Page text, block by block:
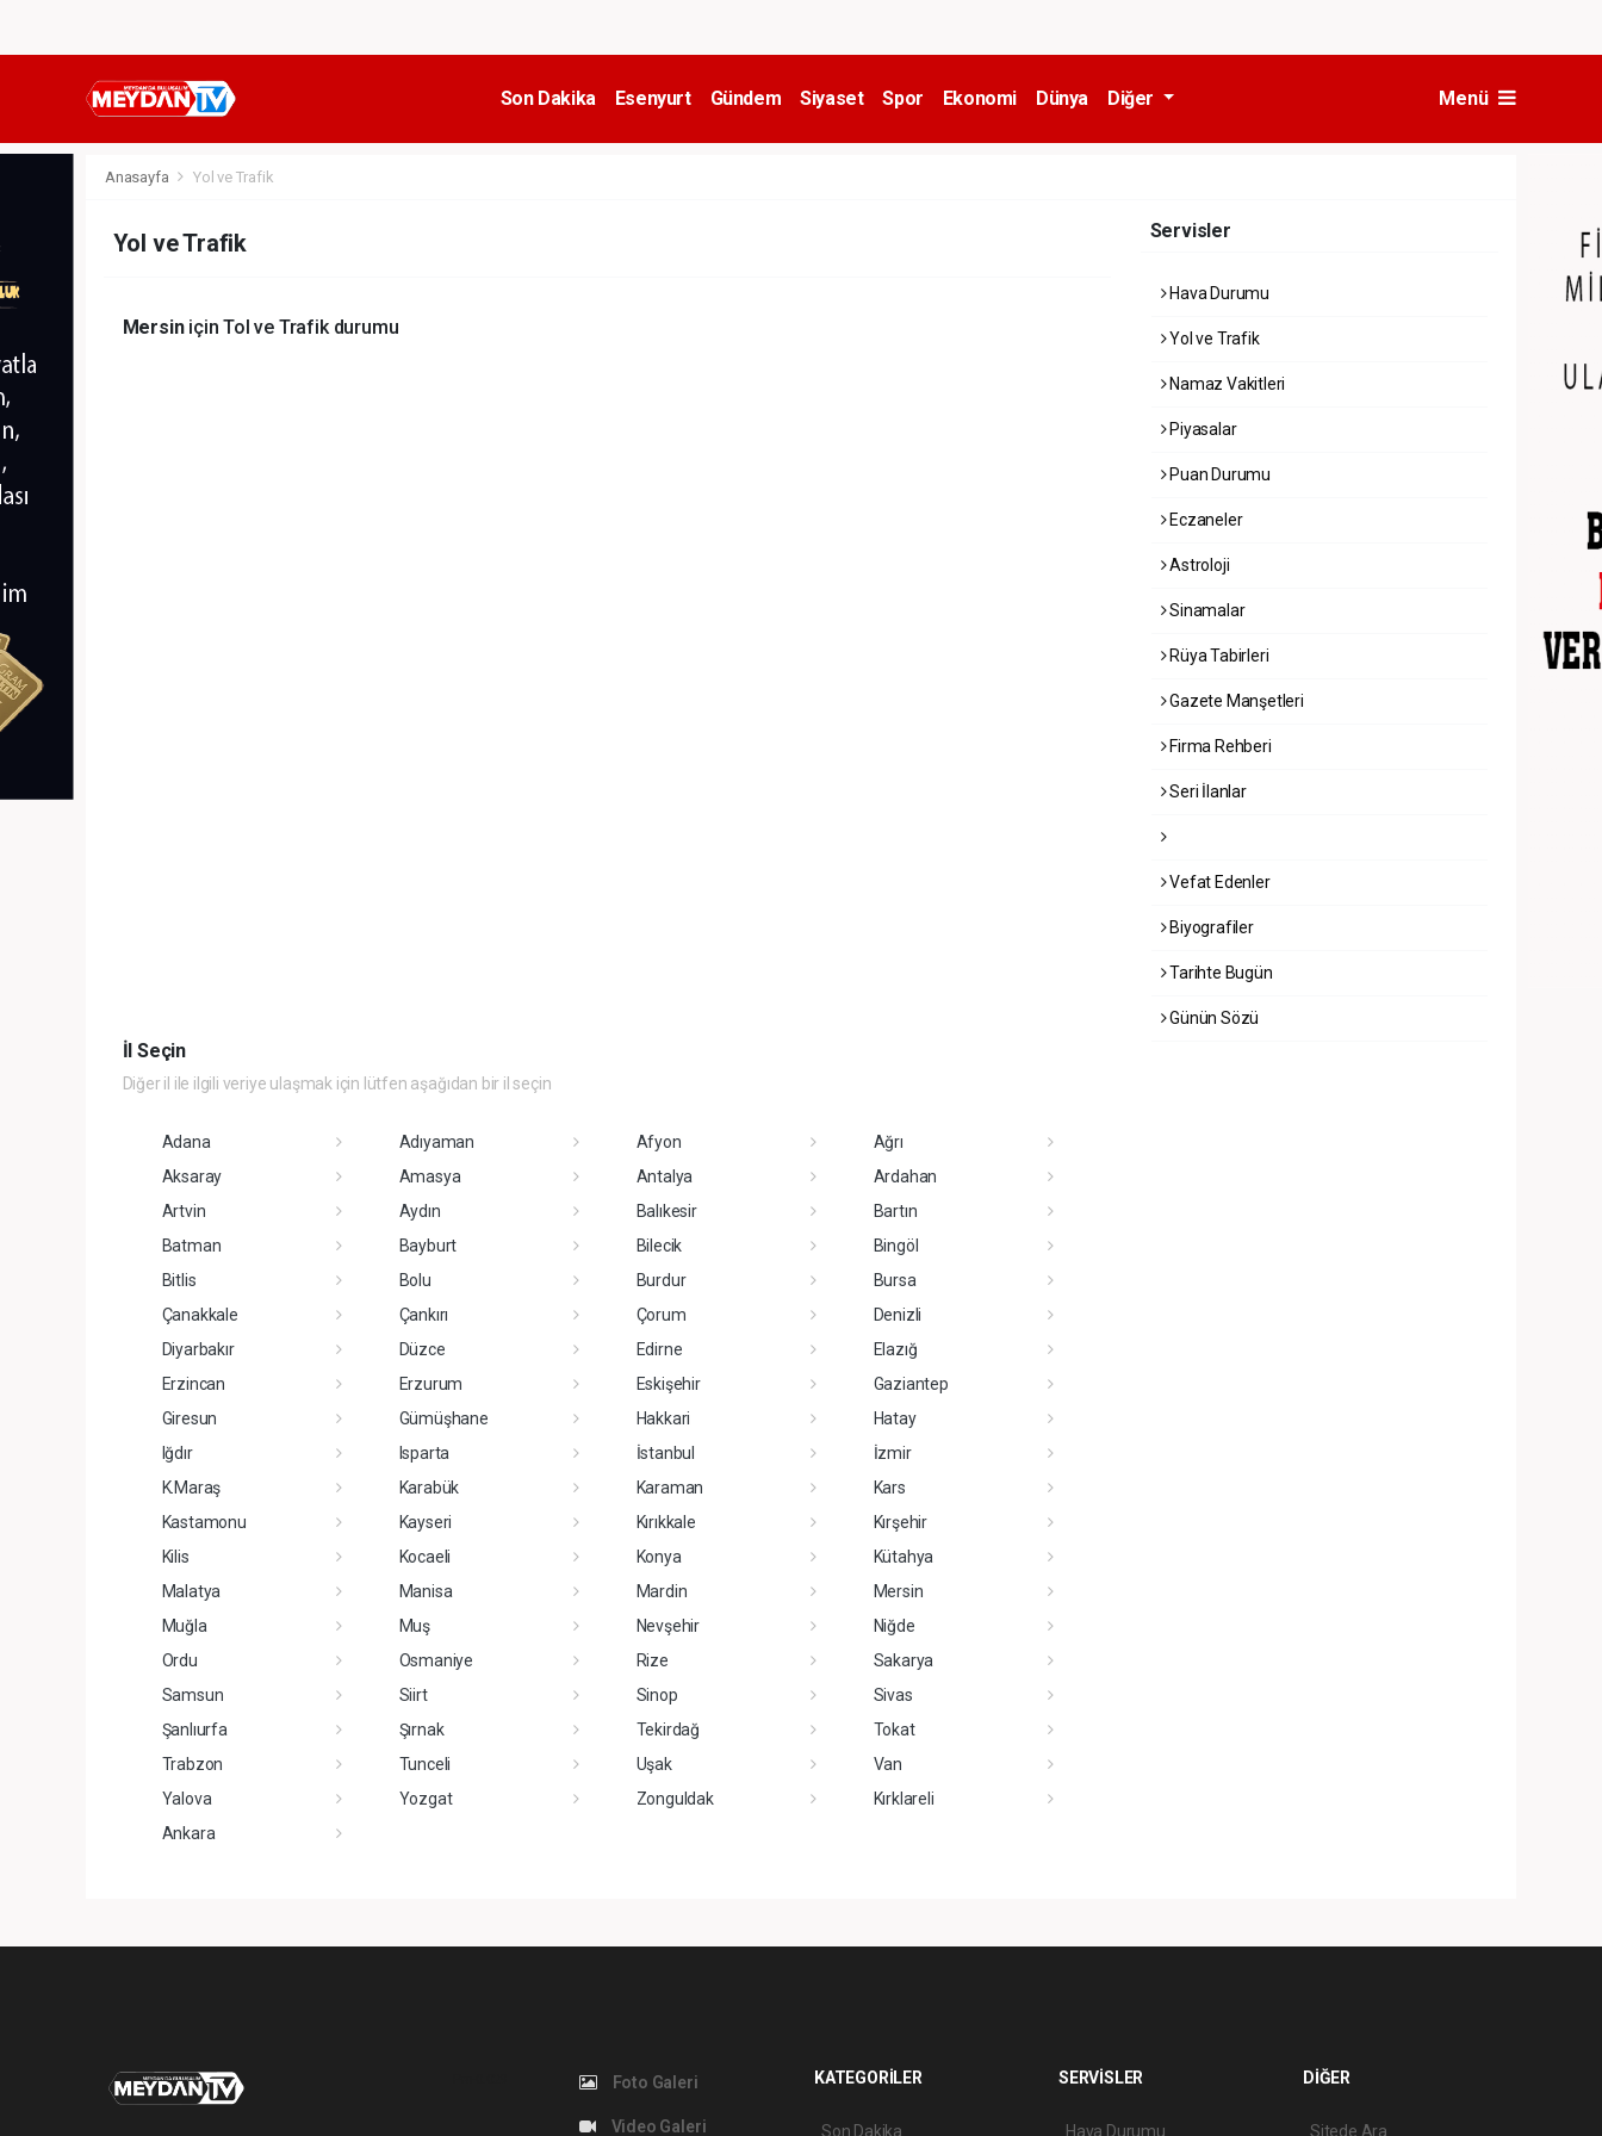
Son Dakika Esenyurt Gündem Siyaset Spor Ekonomi Dünya Diğer Menü
Anasayfa Yol ve Trafik
Yol ve Trafik
Mersin için Tol ve Trafik durumu
İl Seçin
Diğer il ile ilgili veriye ulaşmak için lütfen aşağıdan bir il seçin
Adana Adıyaman Afyon
Ağrı
Aksaray
Amasya Antalya
Ardahan
Artvin
Aydın Balıkesir
Bartın
Batman
Bayburt Bilecik
Bingöl
Bitlis
Bolu Burdur
Bursa
Çanakkale
Çankırı Çorum
Denizli
Diyarbakır
Düzce Edirne
Elazığ
Erzincan
Erzurum Eskişehir
Gaziantep
Giresun
Gümüşhane Hakkari
Hatay
Iğdır
Isparta İstanbul
İzmir
K.Maraş
Karabük Karaman
Kars
Kastamonu
Kayseri Kırıkkale
Kırşehir
Kilis
Kocaeli Konya
Kütahya
Malatya
Manisa Mardin
Mersin
Muğla
Muş Nevşehir
Niğde
Ordu
Osmaniye Rize
Sakarya
Samsun
Siirt Sinop
Sivas
Şanlıurfa
Şırnak Tekirdağ
Tokat
Trabzon
Tunceli Uşak
Van
Yalova
Yozgat Zonguldak
Kırklareli
Ankara
Servisler
Hava Durumu
Yol ve Trafik
Namaz Vakitleri
Piyasalar
Puan Durumu
Eczaneler
Astroloji
Sinamalar
Rüya Tabirleri
Gazete Manşetleri
Firma Rehberi
Seri İlanlar
Vefat Edenler
Biyografiler
Tarihte Bugün
Günün Sözü
Foto Galeri
Video Galeri
KATEGORİLER
Son Dakika
SERVİSLER
Hava Durumu
DİĞER
Sitede Ara